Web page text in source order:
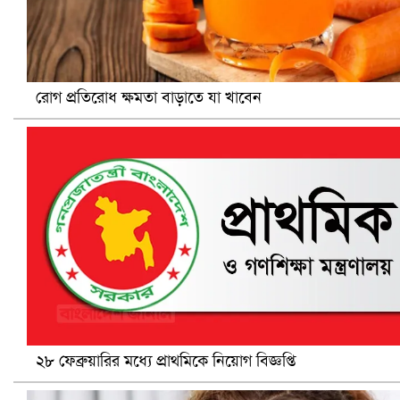
প্রোটিয়াদের হারিয়ে বিশ্বকাপের শিরোপা ঘরে তুলল ভারত
সৌদিতে ব্যাপক ধরপাকড়, এক সপ্তাহেই ২১ হাজারের বেশি
রোগ প্রতিরোধ ক্ষমতা বাড়াতে যা খাবেন
২৮ ফেব্রুয়ারির মধ্যে প্রাথমিকে নিয়োগ বিজ্ঞপ্তি